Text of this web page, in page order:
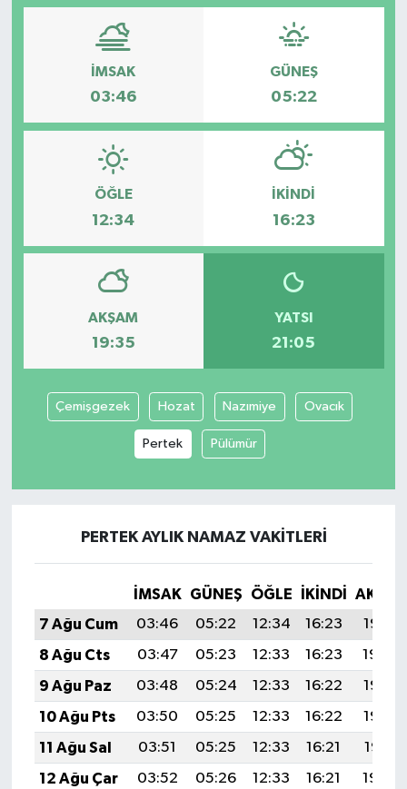
İMSAK
03:46
GÜNEŞ
05:22
ÖĞLE
12:34
İKINDI
16:23
AKŞAM
19:35
YATSI
21:05
Çemişgezek Hozat Nazımiye Ovacık
Pertek Pülümür
PERTEK AYLIK NAMAZ VAKITLERI
İMSAK GÜNEŞ ÖĞLE İKINDI
7 Ağu Cum
03:46 05:22 12:34 16:23
19:35
8 Ağu Cts
03:47 05:23 12:33 16:23
19:34
9 Ağu Paz
03:48 05:24 12:33 16:22
19:33
10 Ağu Pts
03:50 05:25 12:33 16:22
19:32
11 Ağu Sal
03:51 05:25 12:33 16:21
19:31
12 Ağu Çar
03:52 05:26 12:33 16:21
19:29